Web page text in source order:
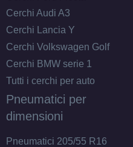
175/70 R14 84T M+S
Disponibile
Cerchi Audi A3
Cerchi Lancia Y
Cerchi Volkswagen Golf
Cerchi BMW serie 1
Tutti i cerchi per auto
Pneumatici per
dimensioni
Pneumatici 205/55 R16